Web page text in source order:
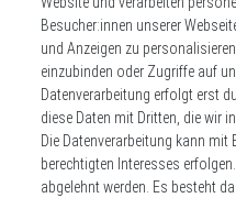
**
Widerrufs­recht
Daten­schutz­erklärung
Besucher:innen unserer
und Anzeigen zu
einzubinden oder Zugriffe auf
Datenverarbeitung erfolgt erst
diese Daten mit Dritten, die wir
Die Datenverarbeitung kann
berechtigten Interesses
abgelehnt werden. Es besteht